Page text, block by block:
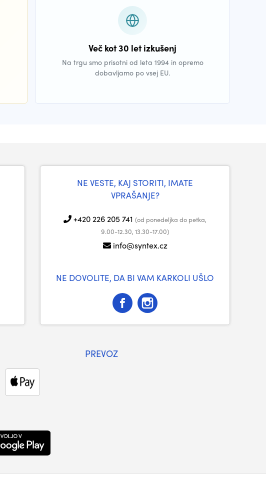
Več kot 30 let izkušenj
Na trgu smo prisotni od leta 1994 in opremo
dobavljamo po vsej EU.
NE VESTE, KAJ STORITI, IMATE
VPRAŠANJE?
+420 226 205 741 (od ponedeljka do petka,
9.00-12.30, 13.30-17.00)
info@syntex.cz
NE DOVOLITE, DA BI VAM KARKOLI UŠLO
PREVOZ